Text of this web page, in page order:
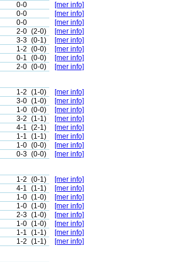
0-0
[mer info]
0-0
[mer info]
0-0
[mer info]
2-0 (2-0)
[mer info]
3-3 (0-1)
[mer info]
1-2 (0-0)
[mer info]
0-1 (0-0)
[mer info]
2-0 (0-0) [mer info]
1-2 (1-0)
[mer info]
3-0 (1-0)
[mer info]
1-0 (0-0)
[mer info]
3-2 (1-1)
[mer info]
4-1 (2-1)
[mer info]
1-1 (1-1)
[mer info]
1-0 (0-0)
[mer info]
0-3 (0-0) [mer info]
1-2 (0-1)
[mer info]
4-1 (1-1)
[mer info]
1-0 (1-0)
[mer info]
1-0 (1-0)
[mer info]
2-3 (1-0)
[mer info]
1-0 (1-0)
[mer info]
1-1 (1-1)
[mer info]
1-2 (1-1) [mer info]